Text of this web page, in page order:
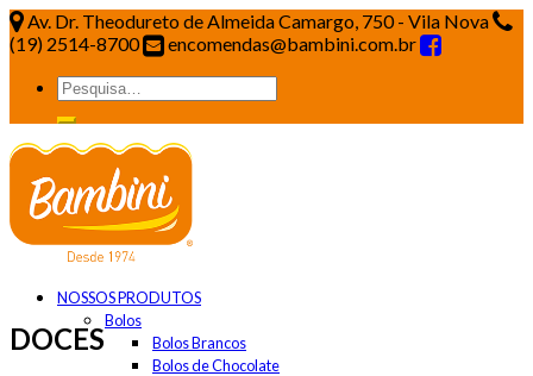
Av. Dr. Theodureto de Almeida Camargo, 750 - Vila Nova
(19) 2514-8700
encomendas@bambini.com.br
NOSSOS PRODUTOS
Bolos
Bolos Brancos
Bolos de Chocolate
DOCES